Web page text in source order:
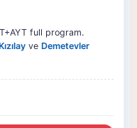
full program.
ve Demetevler